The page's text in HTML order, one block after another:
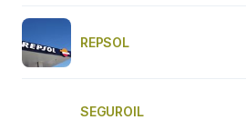
REPSOL
SEGUROIL